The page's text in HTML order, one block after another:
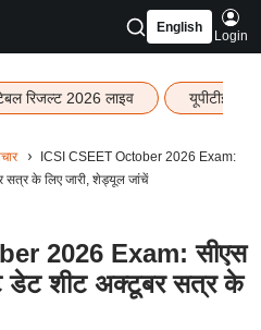
English
Login
रिजल्ट 2026 लाइव यूपीटीईटी
ICSI CSEET October 2026 Exam:
सत्र के लिए जारी, शेड्यूल जांचें
2026 Exam: सीएस
डेट शीट अक्टूबर सत्र के